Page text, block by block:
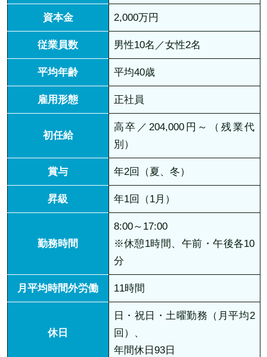
資本金 2,000万円
従業員数 男性10名／女性2名
平均年齢 平均40歳
雇用形態 正社員
初任給
高卒／204,000円～（残業代
別）
賞与 年2回（夏、冬）
昇級 年1回（1月）
勤務時間
8:00～17:00
※休憩1時間、午前・午後各10
分
月平均時間外労働 11時間
休日
日・祝日・土曜勤務（月平均2
回）、
年間休日93日